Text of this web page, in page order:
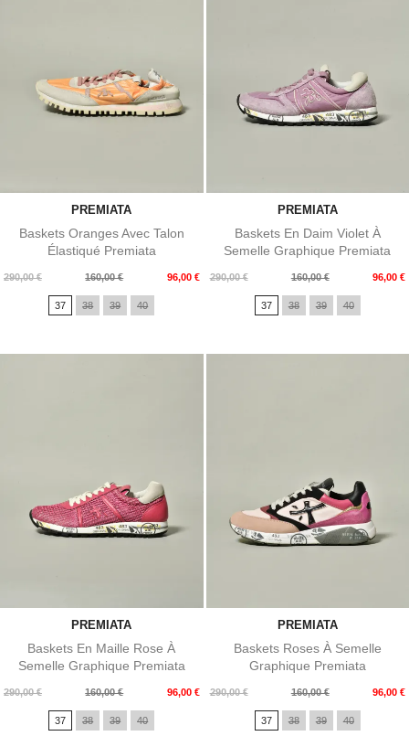
PREMIATA
Baskets Oranges Avec Talon
Élastiqué Premiata
290,00 €
Prix
160,00 € 96,00 €
Prix
37 38 39 40
PREMIATA
Baskets En Daim Violet À
Semelle Graphique Premiata
290,00 €
Prix
160,00 € 96,00 €
Prix
37 38 39 40
PREMIATA
Baskets En Maille Rose À
Semelle Graphique Premiata
290,00 €
Prix
160,00 € 96,00 €
Prix
37 38 39 40
PREMIATA
Baskets Roses À Semelle
Graphique Premiata
290,00 €
Prix
160,00 € 96,00 €
Prix
37 38 39 40